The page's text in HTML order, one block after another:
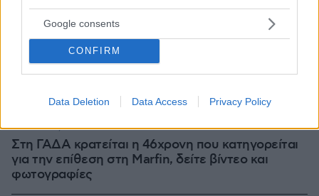
Google consents
CONFIRM
Data Deletion Data Access Privacy Policy
Στη ΓΑΔΑ κρατείται η 46χρονη που κατηγορείται
για την επίθεση στη Marfin, δείτε βίντεο και
φωτογραφίες
06.08.2026, 23:17